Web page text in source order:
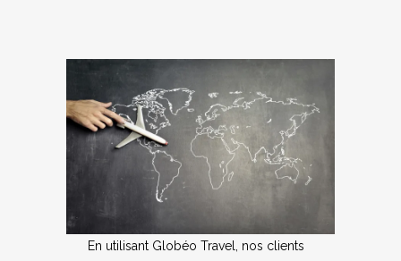
En utilisant Globéo Travel, nos clients